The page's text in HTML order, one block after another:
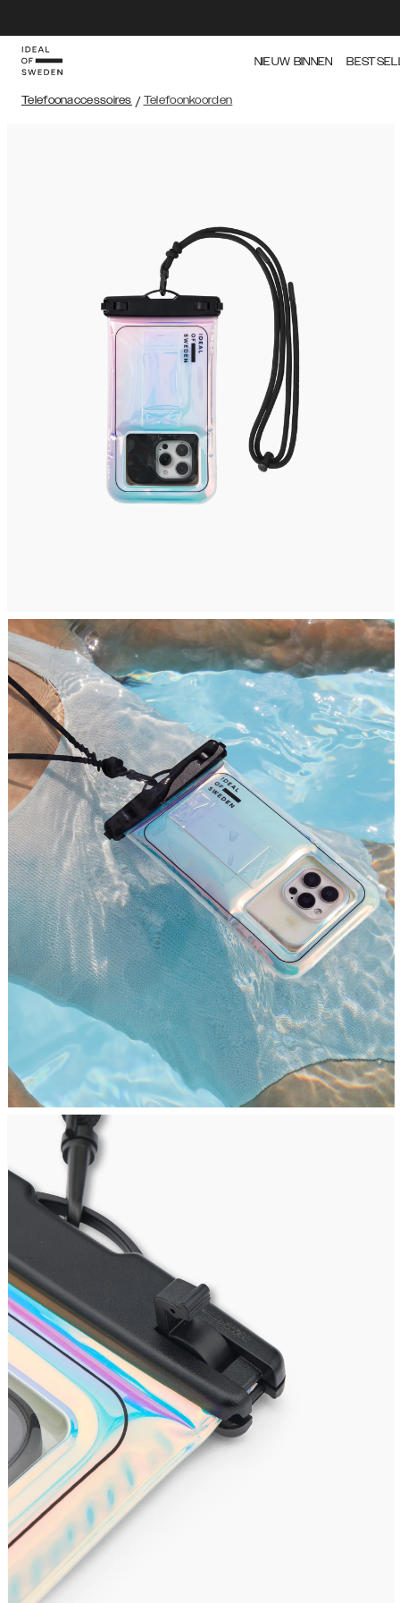
NIEUW BINNEN
Telefoonaccessoires / Telefoonkoorden